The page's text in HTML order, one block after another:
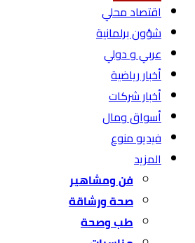
اقتصاد محلي
شؤون برلمانية
عربي و دولي
أخبار رياضية
أخبار شركات
أسواق ومال
فيديو منوع
المزيد
فن ومشاهير
صحة ورشاقة
طب وصحة